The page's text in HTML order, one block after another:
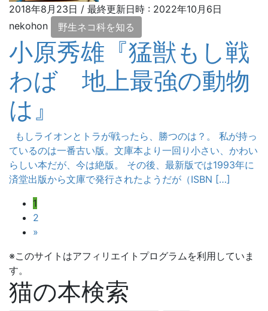
2018年8月23日 / 最終更新日時 : 2022年10月6日
nekohon
野生ネコ科を知る
小原秀雄『猛獣もし戦
わば 地上最強の動物
は』
もしライオンとトラが戦ったら、勝つのは？。 私が持っ
ているのは一番古い版。文庫本より一回り小さい、かわい
らしい本だが、今は絶版。 その後、最新版では1993年に
済堂出版から文庫で発行されたようだが（ISBN […]
投
稿
の
ペ
ー
固
定
ペ
ジ
1
固
定
ー
2
»
※このサイトはアフィリエイトプログラムを利用していま
す。
猫の本検索